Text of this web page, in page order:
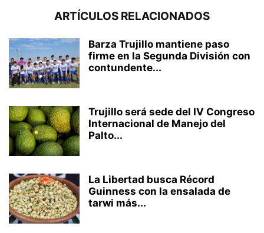
ARTÍCULOS RELACIONADOS
Barza Trujillo mantiene paso
firme en la Segunda División con
contundente...
Trujillo será sede del IV Congreso
Internacional de Manejo del
Palto...
La Libertad busca Récord
Guinness con la ensalada de
tarwi más...